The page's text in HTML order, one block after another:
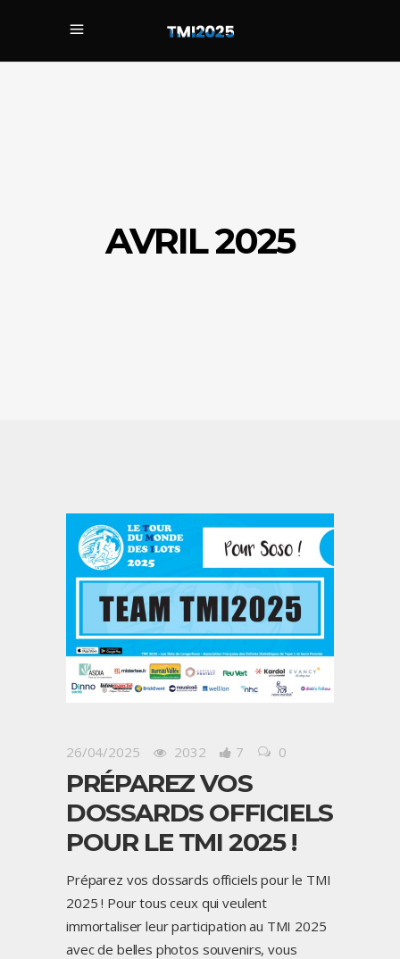
AVRIL 2025
26/04/2025 2032 7 0
PRÉPAREZ VOS
DOSSARDS OFFICIELS
POUR LE TMI 2025 !
Préparez vos dossards officiels pour le TMI
2025 ! Pour tous ceux qui veulent
immortaliser leur participation au TMI 2025
avec de belles photos souvenirs, vous